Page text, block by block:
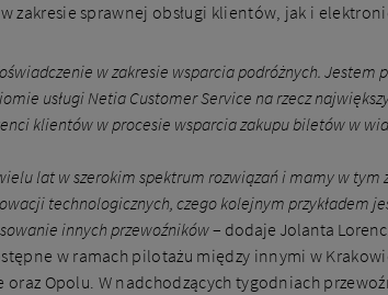
zakresie sprawnej obsługi klientów, jak i
w zakresie wsparcia podróżnych. Jestem
usługi Netia Customer Service na rzecz
klientów w procesie wsparcia zakupu biletów w
lat w szerokim spektrum rozwiązań i mamy w
technologicznych, czego kolejnym przykładem
innych przewoźników– dodaje Jolanta
w ramach pilotażu między innymi w
oraz Opolu. W nadchodzących tygodniach